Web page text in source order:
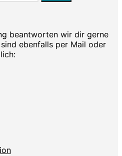
beantworten wir dir gerne
ebenfalls per Mail oder